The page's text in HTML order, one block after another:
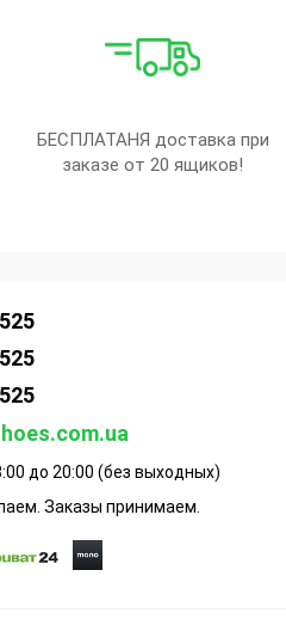
БЕСПЛАТАНЯ доставка при
заказе от 20 ящиков!
до 20:00 (без выходных)
Заказы принимаем.